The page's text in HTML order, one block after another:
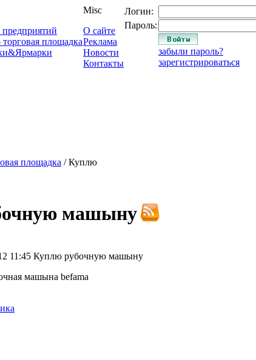
предприятий
площадка
Misc
О сайте
Реклама
Новости
Контакты
Логин:
Пароль:
забыли пароль?
зарегистрироваться
площадка / Куплю
машыну
11:45 Куплю рубочную машыну
машына befama